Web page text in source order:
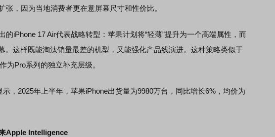
张，因为当地消费者更在意屏幕尺寸和性价比。
iPhone 17 Air代表战略转型：苹果计划将“轻薄”提升为一个高端属性，而
。这样既能淘汰销量最差的机型，又能强化产品线演进。这种策略类似于
为Pro系列的独立补充层级。
2025年上半年，苹果iPhone出货量为9980万台，同比增长6%，均价为
Apple Intelligence